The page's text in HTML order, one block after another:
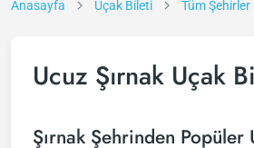
Anasayfa Uçak Bileti Tüm Şehirler
Ucuz Şırnak Uçak
Şırnak Şehrinden Popüler